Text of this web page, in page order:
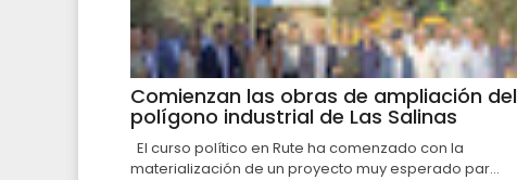
Comienzan las obras de ampliación del
polígono industrial de Las Salinas
El curso político en Rute ha comenzado con la
materialización de un proyecto muy esperado par...